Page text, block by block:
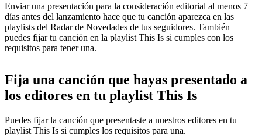
Enviar una presentación para la consideración editorial al menos 7
días antes del lanzamiento hace que tu canción aparezca en las
playlists del Radar de Novedades de tus seguidores. También
puedes fijar tu canción en la playlist This Is si cumples con los
requisitos para tener una.
Fija una canción que hayas presentado a
los editores en tu playlist This Is
Puedes fijar la canción que presentaste a nuestros editores en tu
playlist This Is si cumples los requisitos para una.